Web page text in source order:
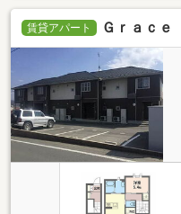
賃貸アパート Ｇｒａｃｅ